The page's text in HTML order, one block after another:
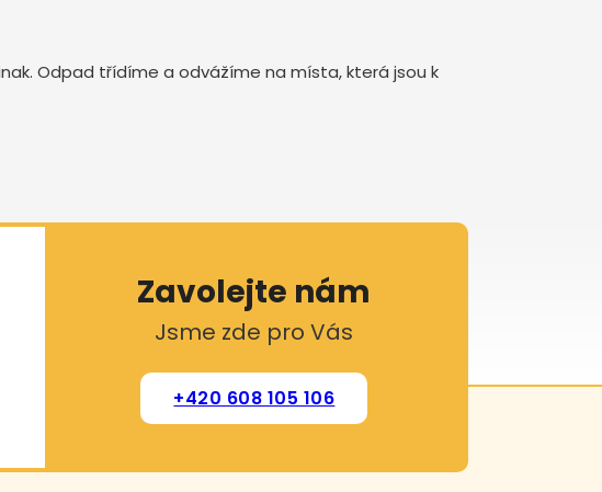
Odpad třídíme a odvážíme na místa, která jsou k
Zavolejte nám
Jsme zde pro Vás
+420 608 105 106